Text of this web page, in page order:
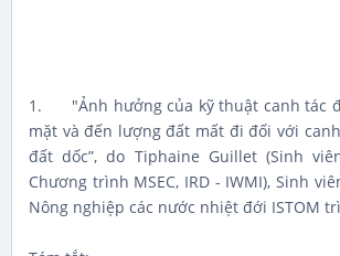
1. "Ảnh hưởng của kỹ thuật canh tác
mặt và đến lượng đất mất đi đối với
đất dốc”, do Tiphaine Guillet (Sinh
Chương trình MSEC, IRD - IWMI), Sinh
Nông nghiệp các nước nhiệt đới ISTOM